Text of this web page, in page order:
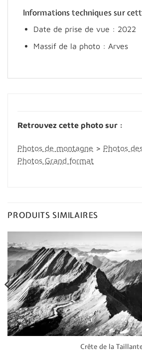
Informations techniques sur
Date de prise de vue : 2022
Massif de la photo : Arves
Retrouvez cette photo sur :
Photos de montagne > Photos
Photos Grand format
PRODUITS SIMILAIRES
Crête de la